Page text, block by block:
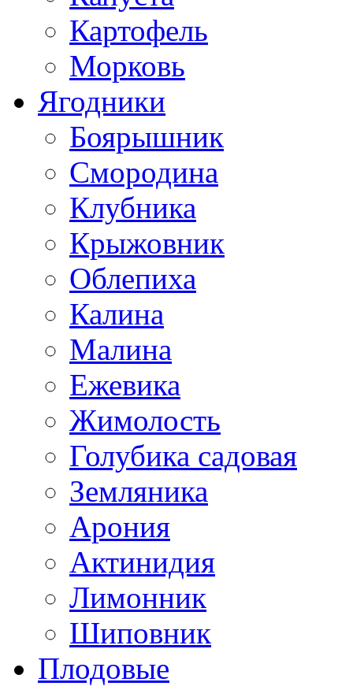
Картофель
Морковь
Ягодники
Боярышник
Смородина
Клубника
Крыжовник
Облепиха
Калина
Малина
Ежевика
Жимолость
Голубика садовая
Земляника
Арония
Актинидия
Лимонник
Шиповник
Плодовые